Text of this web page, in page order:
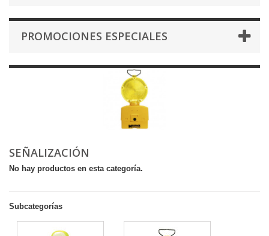
PROMOCIONES ESPECIALES
SEÑALIZACIÓN
No hay productos en esta categoría.
Subcategorías